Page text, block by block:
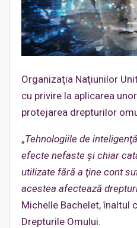
Organizaţia Naţiunilor
cu privire la aplicarea
protejarea drepturilor
„Tehnologiile de
efecte nefaste şi chiar
utilizate fără a ţine cont
acestea afectează
Michelle Bachelet, înaltul
Drepturile Omului.